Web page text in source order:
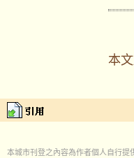
本
本城市刊登之內容為作者個人自行提